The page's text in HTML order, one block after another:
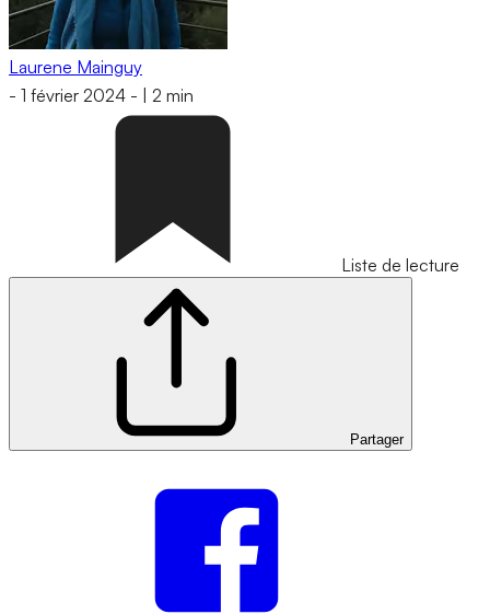
Laurene Mainguy
- 1 février 2024 - 2 min
Liste de lecture
Partager